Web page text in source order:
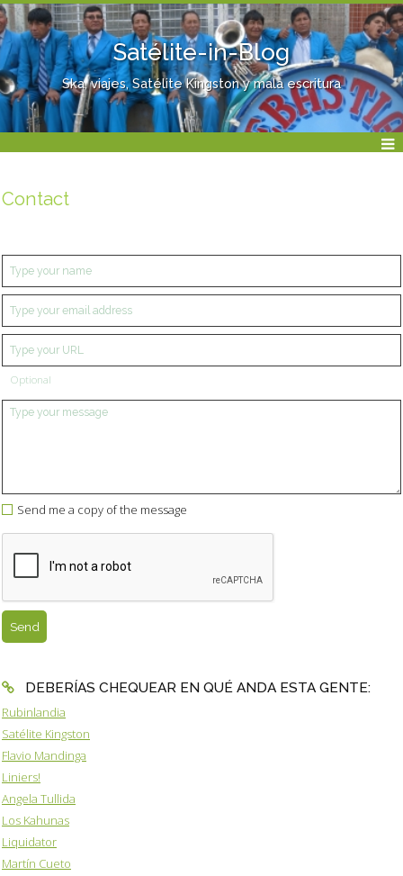
Satélite-in-Blog
Ska, viajes, Satélite Kingston y mala escritura
Contact
Optional
Send me a copy of the message
DEBERÍAS CHEQUEAR EN QUÉ ANDA ESTA GENTE:
Rubinlandia
Satélite Kingston
Flavio Mandinga
Liniers!
Angela Tullida
Los Kahunas
Liquidator
Martín Cueto